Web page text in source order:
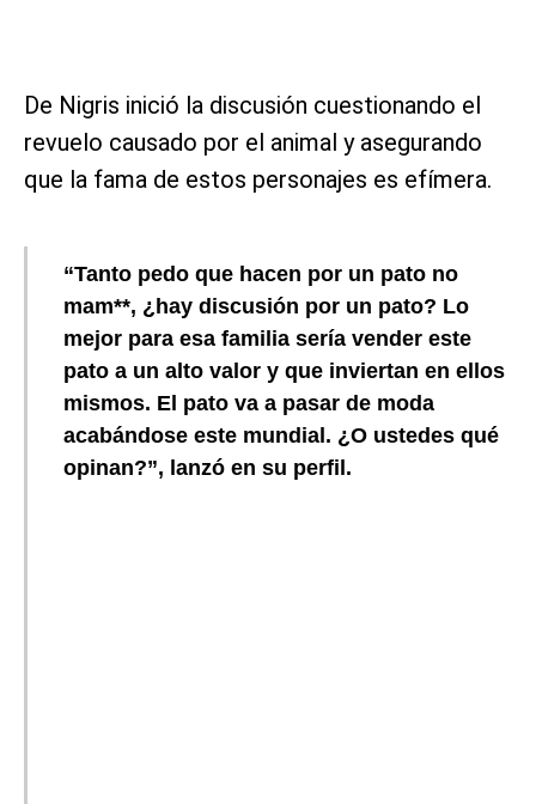
De Nigris inició la discusión cuestionando el
revuelo causado por el animal y asegurando
que la fama de estos personajes es efímera.
“Tanto pedo que hacen por un pato no
mam**, ¿hay discusión por un pato? Lo
mejor para esa familia sería vender este
pato a un alto valor y que inviertan en ellos
mismos. El pato va a pasar de moda
acabándose este mundial. ¿O ustedes qué
opinan?”, lanzó en su perfil.